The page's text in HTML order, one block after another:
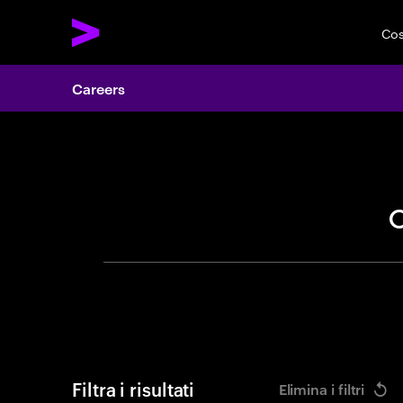
Careers
Filtra i risultati Elimina i filtri